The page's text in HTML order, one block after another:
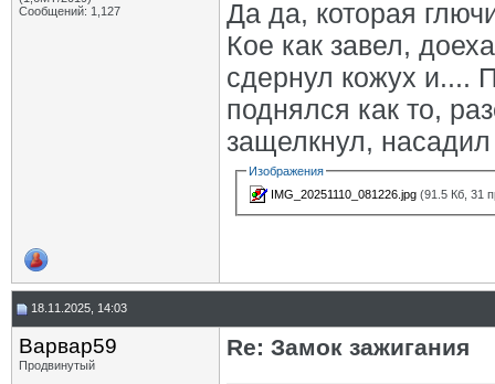
Сообщений: 1,127
Да да, которая
Кое как завел,
сдернул кожух и....
поднялся как то,
защелкнул,
Изображения
IMG_20251110_081226.jpg (91.5 Кб, 31
18.11.2025, 14:03
Варвар59
Продвинутый
Re: Замок зажигания